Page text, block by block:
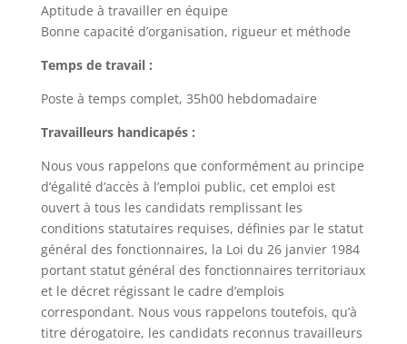
Aptitude à travailler en équipe
Bonne capacité d’organisation, rigueur et méthode
Temps de travail :
Poste à temps complet, 35h00 hebdomadaire
Travailleurs handicapés :
Nous vous rappelons que conformément au principe
d’égalité d’accès à l’emploi public, cet emploi est
ouvert à tous les candidats remplissant les
conditions statutaires requises, définies par le statut
général des fonctionnaires, la Loi du 26 janvier 1984
portant statut général des fonctionnaires territoriaux
et le décret régissant le cadre d’emplois
correspondant. Nous vous rappelons toutefois, qu’à
titre dérogatoire, les candidats reconnus travailleurs